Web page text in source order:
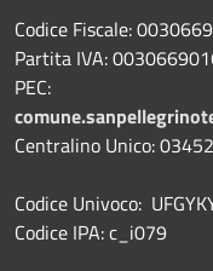
Codice Fiscale:
Partita IVA:
PEC:
Centralino Unico:
Codice Univoco:
Codice IPA: c_i079